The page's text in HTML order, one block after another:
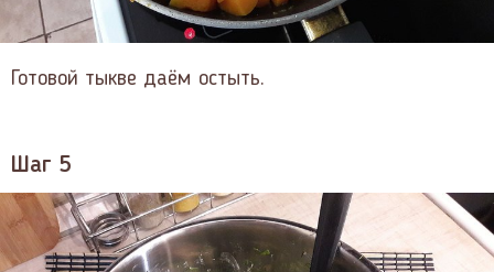
Готовой тыкве даём остыть.
Шаг 5